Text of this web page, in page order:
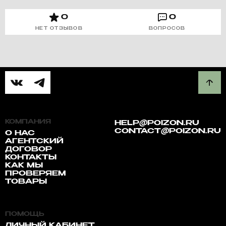
0
НЕТ ОТЗЫВОВ
0
ВОПРОСОВ
КОМПАНИЯ
О НАС
АГЕНТСКИЙ
ДОГОВОР
КОНТАКТЫ
КАК МЫ
ПРОВЕРЯЕМ
ТОВАРЫ
HELP@POIZON.RU
CONTACT@POIZON.RU
ПОМОЩЬ